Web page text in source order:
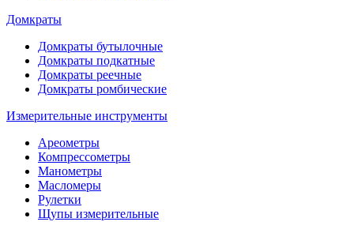
Домкраты
Домкраты бутылочные
Домкраты подкатные
Домкраты реечные
Домкраты ромбические
Измерительные инструменты
Ареометры
Компрессометры
Манометры
Масломеры
Рулетки
Щупы измерительные